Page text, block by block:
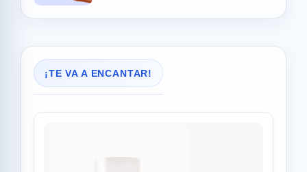
¡TE VA A ENCANTAR!